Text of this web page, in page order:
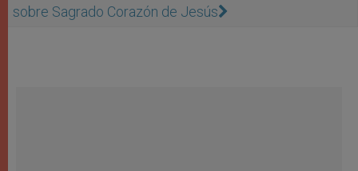
sobre Sagrado Corazón de Jesús